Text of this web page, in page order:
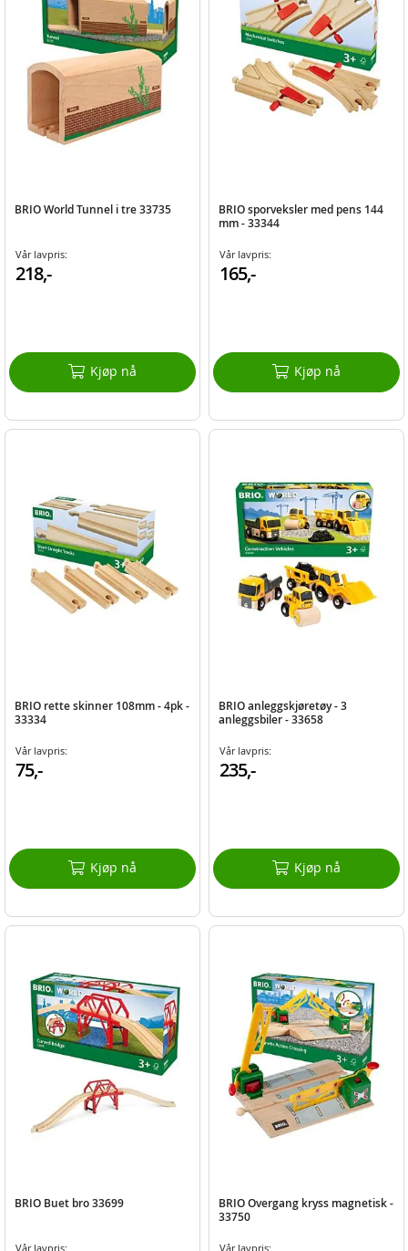
BRIO World Tunnel i tre 33735
Vår lavpris:
218,-
Kjøp nå
BRIO sporveksler med pens 144
mm - 33344
Vår lavpris:
165,-
Kjøp nå
BRIO rette skinner 108mm - 4pk -
33334
Vår lavpris:
75,-
Kjøp nå
BRIO anleggskjøretøy - 3
anleggsbiler - 33658
Vår lavpris:
235,-
Kjøp nå
BRIO Buet bro 33699
Vår lavpris:
BRIO Overgang kryss magnetisk -
33750
Vår lavpris: